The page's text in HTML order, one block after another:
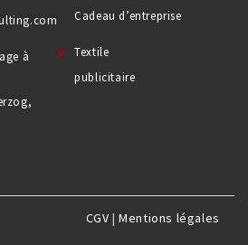
à
Cadeau d’entreprise
Textile
publicitaire
CGV |Mentions légales